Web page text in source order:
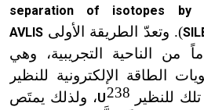
separation of isotopes by
). وتعدّ الطريقة الأولى AVLIS
تقدماً من الناحية التجريبية، وهي
الطاقة الإلكترونية للنظير
للنظير 238
U، ولذلك يمتَص